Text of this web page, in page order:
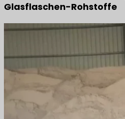
Glasflaschen-Rohstoffe